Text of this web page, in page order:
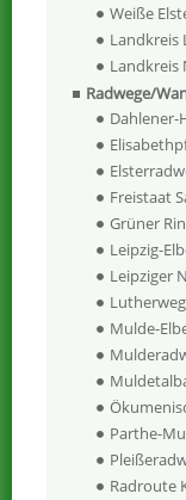
Weiße
Landkreis
Landkreis
Radwege/
Dahlener-
Freistaat
Grüner
Leipzig-
Leipziger
Mulde-
Parthe-
Radroute